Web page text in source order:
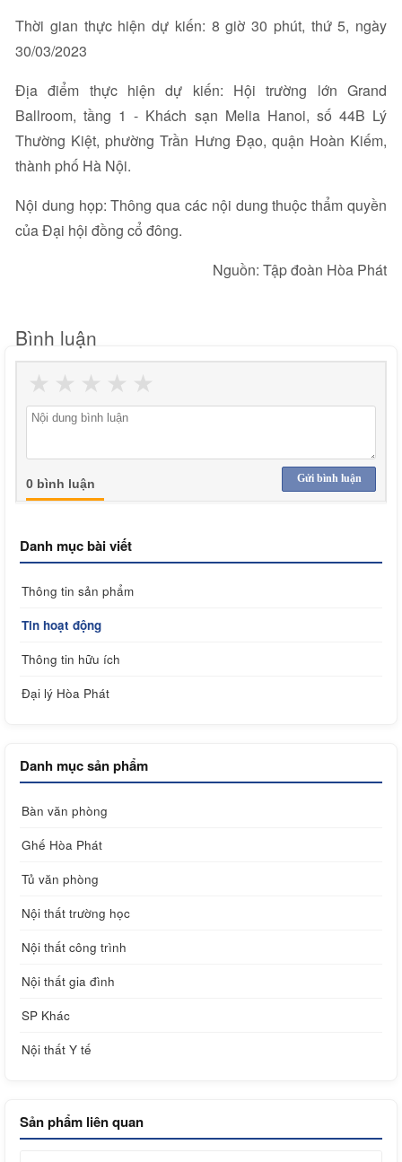
Thời gian thực hiện dự kiến: 8 giờ 30 phút, thứ 5, ngày
30/03/2023
Địa điểm thực hiện dự kiến: Hội trường lớn Grand
Ballroom, tầng 1 - Khách sạn Melia Hanoi, số 44B Lý
Thường Kiệt, phường Trần Hưng Đạo, quận Hoàn Kiếm,
thành phố Hà Nội.
Nội dung họp: Thông qua các nội dung thuộc thẩm quyền
của Đại hội đồng cổ đông.
Nguồn: Tập đoàn Hòa Phát
Bình luận
★
★
★
★
★
Gửi bình luận
0 bình luận
Danh mục bài viết
Thông tin sản phẩm
Tin hoạt động
Thông tin hữu ích
Đại lý Hòa Phát
Danh mục sản phẩm
Bàn văn phòng
Ghế Hòa Phát
Tủ văn phòng
Nội thất trường học
Nội thất công trình
Nội thất gia đình
SP Khác
Nội thất Y tế
Sản phẩm liên quan